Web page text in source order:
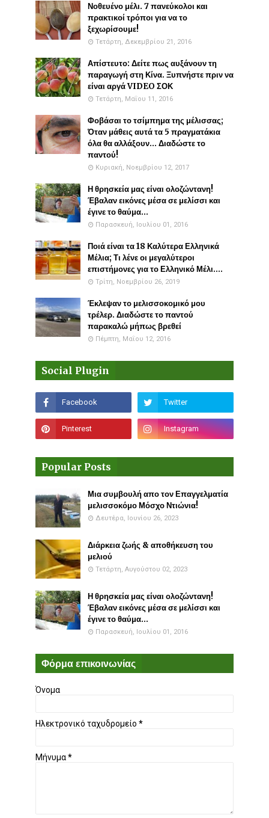
Νοθευένο μέλι. 7 πανεύκολοι και
πρακτικοί τρόποι για να το
ξεχωρίσουμε!
Τετάρτη, Δεκεμβρίου 21, 2016
Απίστευτο: Δείτε πως αυξάνουν τη
παραγωγή στη Κίνα. Ξυπνήστε πριν να
είναι αργά VIDEO ΣΟΚ
Τετάρτη, Μαΐου 11, 2016
Φοβάσαι το τσίμπημα της μέλισσας;
Όταν μάθεις αυτά τα 5 πραγματάκια
όλα θα αλλάξουν... Διαδώστε το
παντού!
Κυριακή, Νοεμβρίου 12, 2017
Η θρησκεία μας είναι ολοζώντανη!
Έβαλαν εικόνες μέσα σε μελίσσι και
έγινε το θαύμα...
Παρασκευή, Ιουλίου 01, 2016
Ποιά είναι τα 18 Καλύτερα Ελληνικά
Μέλια; Τι λένε οι μεγαλύτεροι
επιστήμονες για το Ελληνικό Μέλι....
Τρίτη, Νοεμβρίου 26, 2019
Έκλεψαν το μελισσοκομικό μου
τρέλερ. Διαδώστε το παντού
παρακαλώ μήπως βρεθεί
Πέμπτη, Μαΐου 12, 2016
Social Plugin
Popular Posts
Μια συμβουλή απο τον Επαγγελματία
μελισσοκόμο Μόσχο Ντιώνια!
Δευτέρα, Ιουνίου 26, 2023
Διάρκεια ζωής & αποθήκευση του
μελιού
Τετάρτη, Αυγούστου 02, 2023
Η θρησκεία μας είναι ολοζώντανη!
Έβαλαν εικόνες μέσα σε μελίσσι και
έγινε το θαύμα...
Παρασκευή, Ιουλίου 01, 2016
Φόρμα επικοινωνίας
Όνομα
Ηλεκτρονικό ταχυδρομείο *
Μήνυμα*